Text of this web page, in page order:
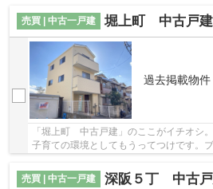
売買 | 中古一戸建
堀上町 中古戸建
過去掲載物件
「堀上町 中古戸建」のここがイチオシ
子育ての環境としてもうってつけです。
売買 | 中古一戸建
深阪５丁 中古